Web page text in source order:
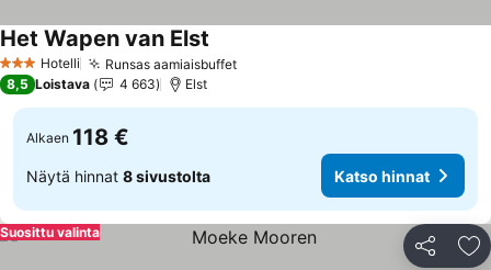
3 Tähtiluokitus
Hotelli Runsas aamiaisbuffetKatso hinnat
Het Wapen van Elst
8,5 Loistava 4 663 Elst
Alkaen 118 €
Näytä hinnat 8 sivustolta Katso hinnat
Jaa
Suosittu valinta